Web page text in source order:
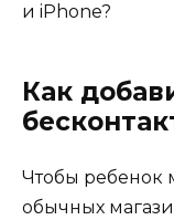
Как
Чтобы ребенок
обычных